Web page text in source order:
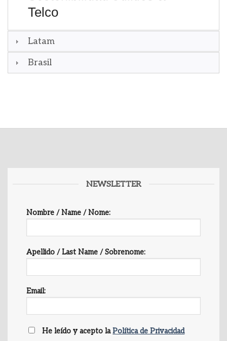
Telco
Latam
Brasil
NEWSLETTER
Nombre / Name / Nome:
Apellido / Last Name / Sobrenome:
Email:
He leído y acepto laPolítica de Privacidad